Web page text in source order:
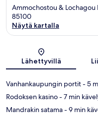
Ammochostou & Lochagou
85100
Näytä kartalla
Lähettyvillä
Vanhankaupungin portit- 5
Rodoksen kasino- 7 min
Mandrakin satama- 9 min